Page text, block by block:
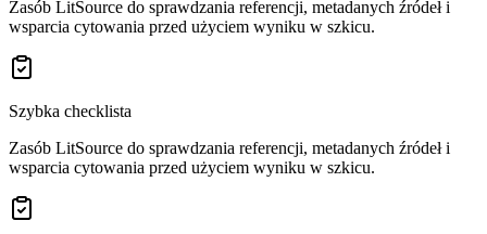
Zasób LitSource do sprawdzania referencji, metadanych źródeł i
wsparcia cytowania przed użyciem wyniku w szkicu.
Szybka checklista
Zasób LitSource do sprawdzania referencji, metadanych źródeł i
wsparcia cytowania przed użyciem wyniku w szkicu.